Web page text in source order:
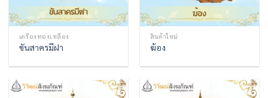
เครื่องทองเหลือง
ขันสาครมีฝา
สินค้าใหม่
ฆ้อง